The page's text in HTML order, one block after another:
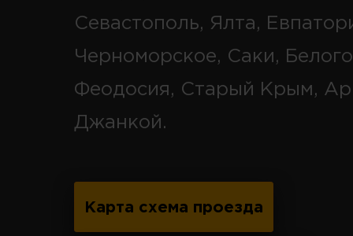
Севастополь, Ялта,
Черноморское, Саки,
Феодосия, Старый Крым,
Джанкой.
Карта схема проезда